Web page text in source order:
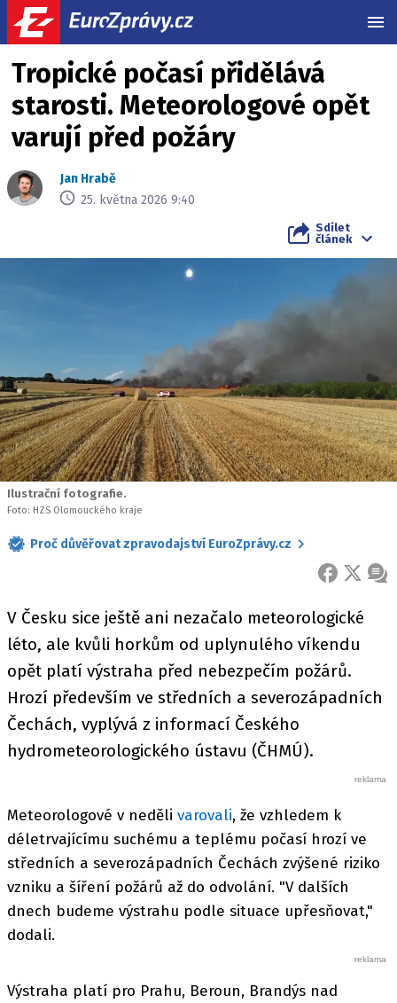
Tropické počasí přidělává
starosti. Meteorologové opět
varují před požáry
Jan Hrabě
25. května 2026 9:40
Sdílet
článek
Ilustrační fotografie.
Foto: HZS Olomouckého kraje
Proč důvěřovat zpravodajství EuroZprávy.cz
FACEBOOK
X
V Česku sice ještě ani nezačalo meteorologické
léto, ale kvůli horkům od uplynulého víkendu
opět platí výstraha před nebezpečím požárů.
Hrozí především ve středních a severozápadních
Čechách, vyplývá z informací Českého
hydrometeorologického ústavu (ČHMÚ).
Meteorologové v neděli varovali, že vzhledem k
déletrvajícímu suchému a teplému počasí hrozí ve
středních a severozápadních Čechách zvýšené riziko
vzniku a šíření požárů až do odvolání. "V dalších
dnech budeme výstrahu podle situace upřesňovat,"
dodali.
Výstraha platí pro Prahu, Beroun, Brandýs nad